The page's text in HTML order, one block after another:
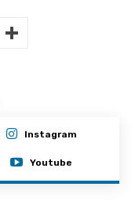
Instagram
Youtube